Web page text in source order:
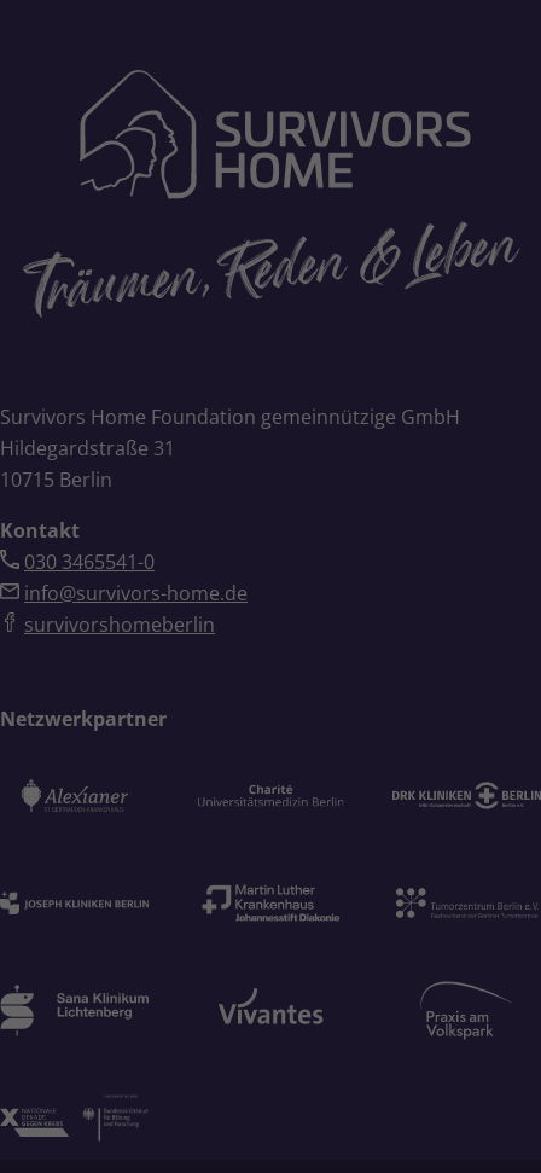
Survivors Home Foundation gemeinnützige GmbH
Hildegardstraße 31
10715 Berlin
Kontakt
030 3465541-0
info@survivors-home.de
survivorshomeberlin
Netzwerkpartner